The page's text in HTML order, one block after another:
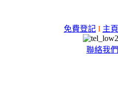
免費登記 I 主頁
聯絡我們